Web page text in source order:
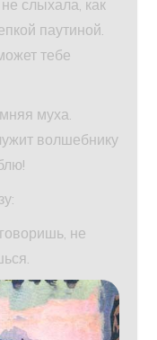
слыхала, как
паутиной.
тебе
муха.
волшебнику
не